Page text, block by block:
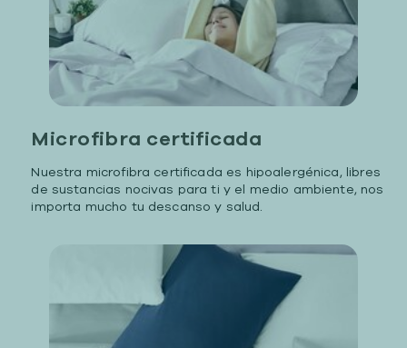
Microfibra certificada
Nuestra microfibra certificada es hipoalergénica, libres
de sustancias nocivas para ti y el medio ambiente, nos
importa mucho tu descanso y salud.